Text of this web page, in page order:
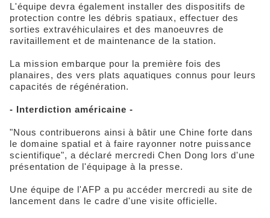
L'équipe devra également installer des dispositifs de
protection contre les débris spatiaux, effectuer des
sorties extravéhiculaires et des manoeuvres de
ravitaillement et de maintenance de la station.
La mission embarque pour la première fois des
planaires, des vers plats aquatiques connus pour leurs
capacités de régénération.
- Interdiction américaine -
"Nous contribuerons ainsi à bâtir une Chine forte dans
le domaine spatial et à faire rayonner notre puissance
scientifique", a déclaré mercredi Chen Dong lors d'une
présentation de l'équipage à la presse.
Une équipe de l'AFP a pu accéder mercredi au site de
lancement dans le cadre d'une visite officielle.